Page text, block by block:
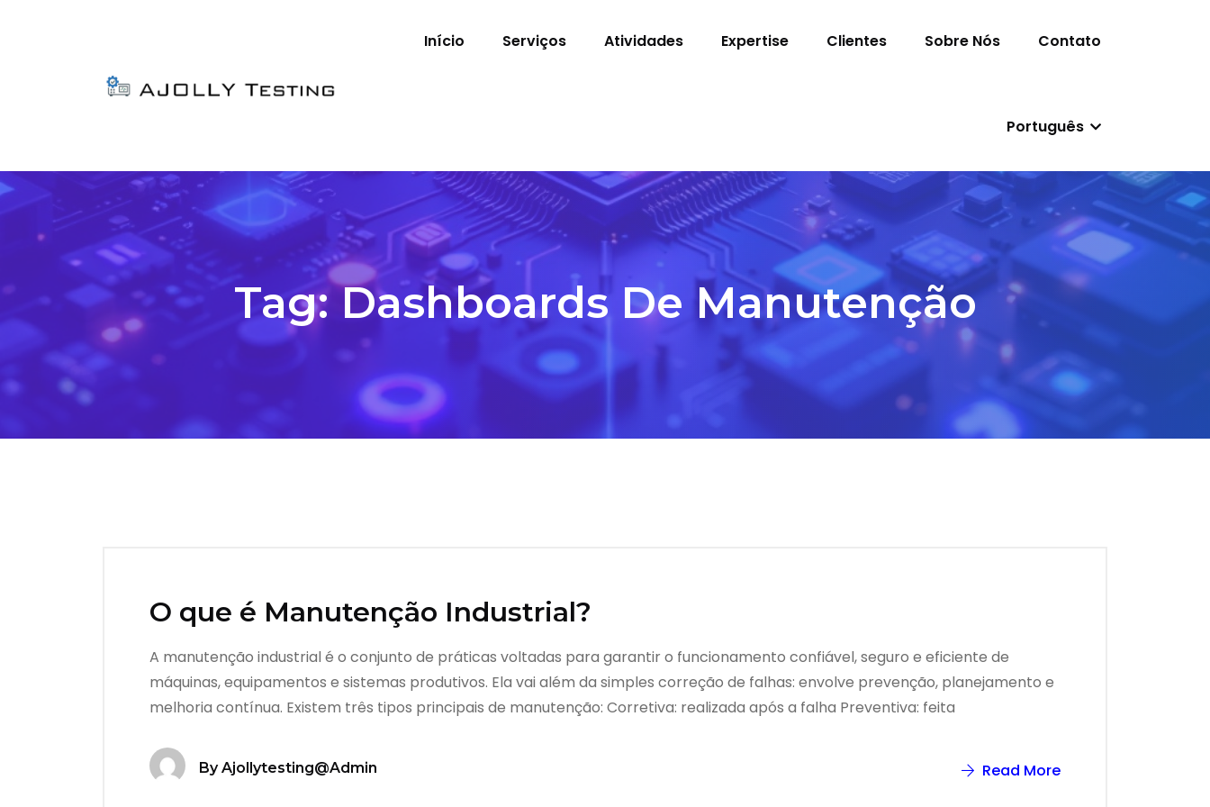
Início Serviços Atividades Expertise Clientes Sobre Nós Contato
Português
Tag:Dashboards De Manutenção
O que é Manutenção Industrial?
A manutenção industrial é o conjunto de práticas voltadas para garantir o funcionamento confiável, seguro e eficiente de
máquinas, equipamentos e sistemas produtivos. Ela vai além da simples correção de falhas: envolve prevenção, planejamento e
melhoria contínua. Existem três tipos principais de manutenção: Corretiva: realizada após a falha Preventiva: feita
ByAjollytesting@admin Read More